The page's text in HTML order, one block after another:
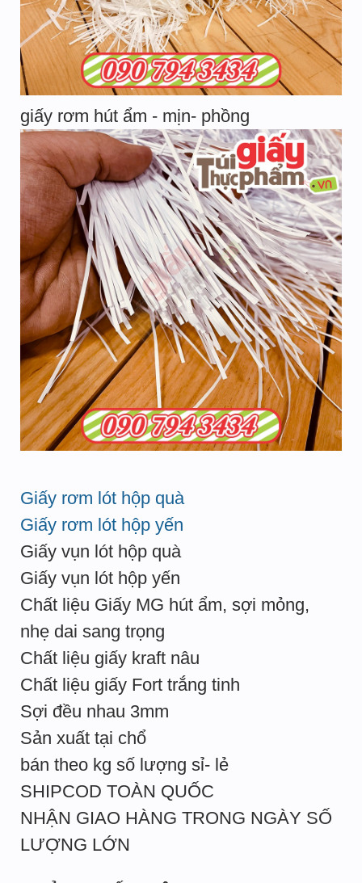
giấy rơm hút ẩm - mịn- phồng
Giấy rơm lót hộp quà
Giấy rơm lót hộp yến
Giấy vụn lót hộp quà
Giấy vụn lót hộp yến
Chất liệu Giấy MG hút ẩm, sợi mỏng,
nhẹ dai sang trọng
Chất liệu giấy kraft nâu
Chất liệu giấy Fort trắng tinh
Sợi đều nhau 3mm
Sản xuất tại chổ
bán theo kg số lượng sỉ- lẻ
SHIPCOD TOÀN QUỐC
NHẬN GIAO HÀNG TRONG NGÀY SỐ
LƯỢNG LỚN